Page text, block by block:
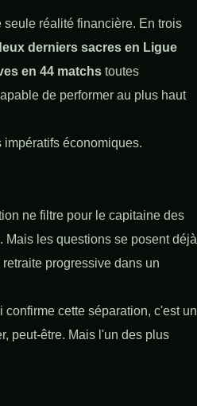
seule réalité financière. En trois
derniers sacres en Ligue
en 44 matchs toutes
de performer au plus haut
économiques.
ne filtre pour le capitaine des
. Mais les questions se posent déjà
progressive dans un
cette séparation, c'est un
peut-être. Mais l'un des plus